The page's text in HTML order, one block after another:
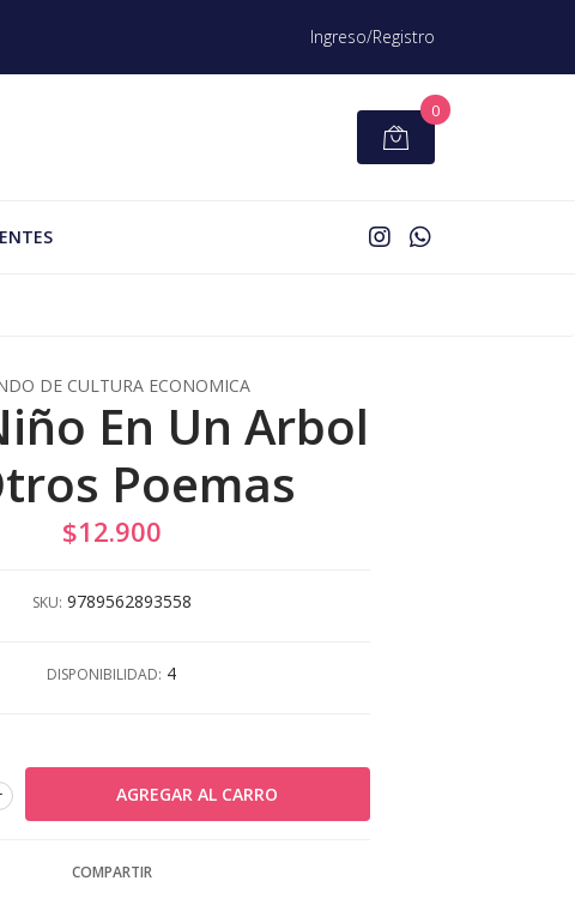
Ingreso/Registro
0
DE CULTURA ECONOMICA
En Un Arbol
Poemas
$12.900
SKU: 9789562893558
DISPONIBILIDAD: 4
COMPARTIR